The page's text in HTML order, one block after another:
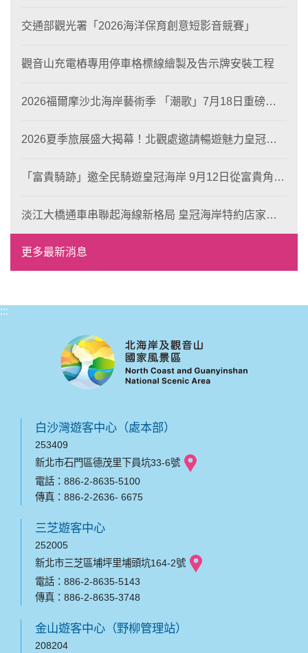
交通部觀光署「2026海洋保育創意短影音競賽」
觀音山充電樁專用停車格標線繪製及告示牌安裝工程
2026福爾摩沙北海岸藝術季 「潮歌」7月18日重磅登
2026夏季旅展盛大揭幕！北觀處邀請暢遊魅力皇冠海
「富貴騎跡」邀全民騎遊皇冠海岸 9月12日從富貴角出
淡江大橋通車串聯起海線新格局 皇冠海岸特約店家、
風格形塑即日起開放報名
更多最新消息
:::
白沙灣遊客中心（處本部）
253409
新北市石門區德茂里下員坑33-6號
電話：886-2-8635-5100
傳真：886-2-2636- 6675
三芝遊客中心
252005
新北市三芝區埔坪里埔頭坑164-2號
電話：886-2-8635-5143
傳真：886-2-8635-3748
金山遊客中心（野柳管理站）
208204